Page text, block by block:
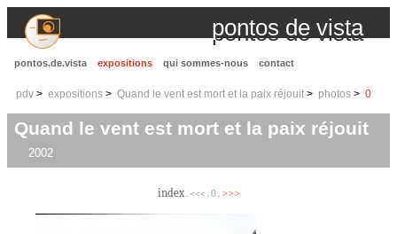
pontos de vista
pontos.de.vista expositions qui sommes-nous contact
pdv expositions Quand le vent est mort et la paix réjouit photos 0
Quand le vent est mort et la paix réjouit
2002
index. <<< . 0 . >>>